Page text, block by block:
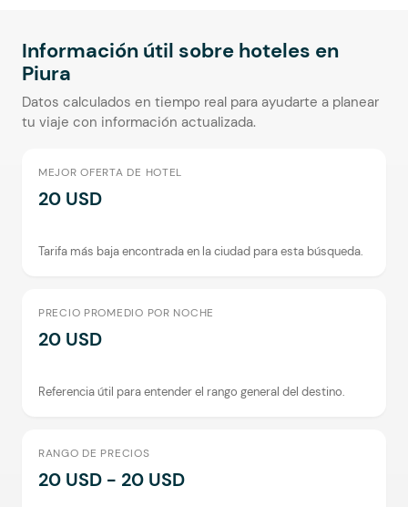
Información útil sobre hoteles en
Piura
Datos calculados en tiempo real para ayudarte a planear
tu viaje con información actualizada.
MEJOR OFERTA DE HOTEL
20 USD
Tarifa más baja encontrada en la ciudad para esta búsqueda.
PRECIO PROMEDIO POR NOCHE
20 USD
Referencia útil para entender el rango general del destino.
RANGO DE PRECIOS
20 USD - 20 USD